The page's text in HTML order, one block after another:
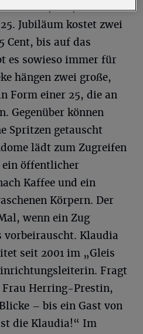
Cola, Tee, Brötchen
Jubiläum kostet zwei
Cent, bis auf das
es sowieso immer für
hängen zwei große,
Form einer 25, die an
Gegenüber können
Spritzen getauscht
lädt zum Zugreifen
ein öffentlicher
Kaffee und ein
Körpern. Der
wenn ein Zug
Klaudia
seit 2001 im „Gleis
Fragt
Frau Herring-Prestin,
– bis ein Gast von
die Klaudia!“ Im